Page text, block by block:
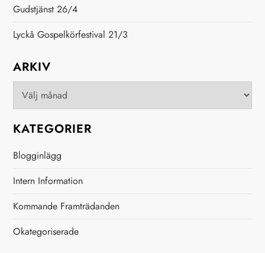
a
v
i
g
e
r
n
Gudstjänst 26/4
Lyckå Gospelkörfestival 21/3
ARKIV
Arkiv
KATEGORIER
Blogginlägg
Intern Information
Kommande Framträdanden
Okategoriserade